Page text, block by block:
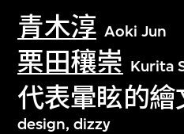
青木淳 Aoki Jun
栗田穰崇 Kurita
代表暈眩的繪
design, dizzy
文化藏品。